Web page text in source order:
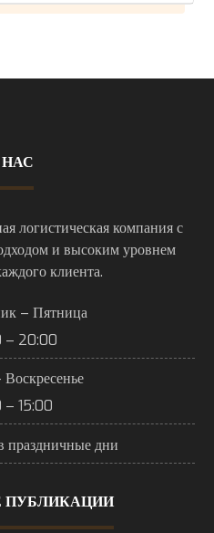
логистическая компания с
и высоким уровнем
клиента.
– Пятница
– 20:00
– 15:00
праздничные дни
ПУБЛИКАЦИИ